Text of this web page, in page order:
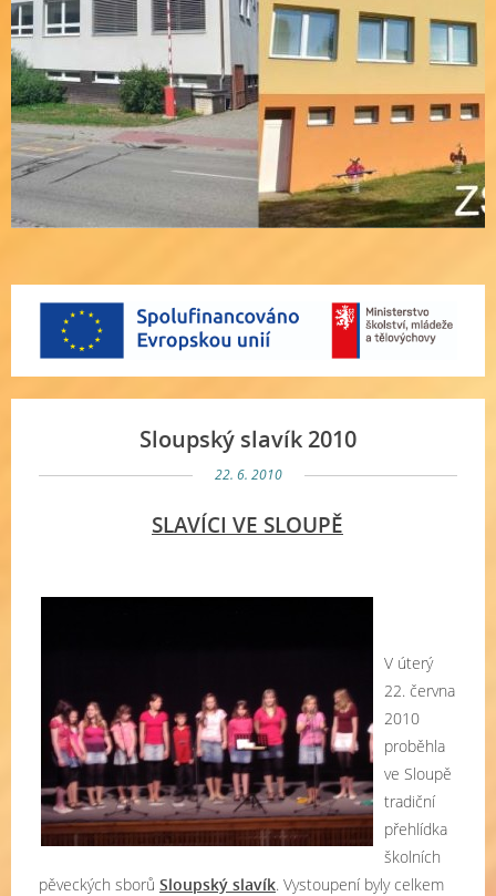
Sloupský slavík 2010
22. 6. 2010
SLAVÍCI VE SLOUPĚ
V úterý
22. června
2010
proběhla
ve Sloupě
tradiční
přehlídka
školních
pěveckých sborů Sloupský slavík. Vystoupení byly celkem